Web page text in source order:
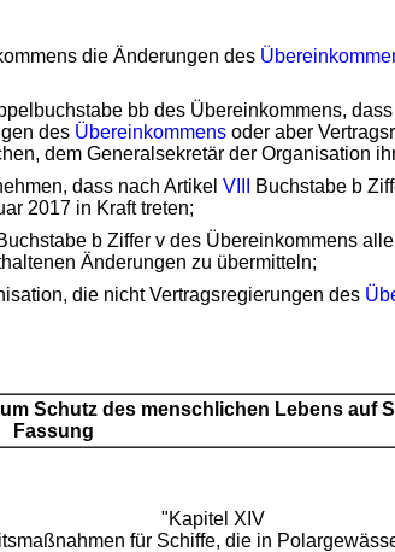
die Änderungen des
bb des Übereinkommens,
des Übereinkommens oder aber
dem Generalsekretär der Organisation
dass nach Artikel VIII
Buchstabe b
2017 in Kraft treten;
b Ziffer v des Übereinkommens
Änderungen zu übermitteln;
die nicht Vertragsregierungen des
Schutz des menschlichen Lebens auf
Fassung
"Kapitel XIV
für Schiffe, die in